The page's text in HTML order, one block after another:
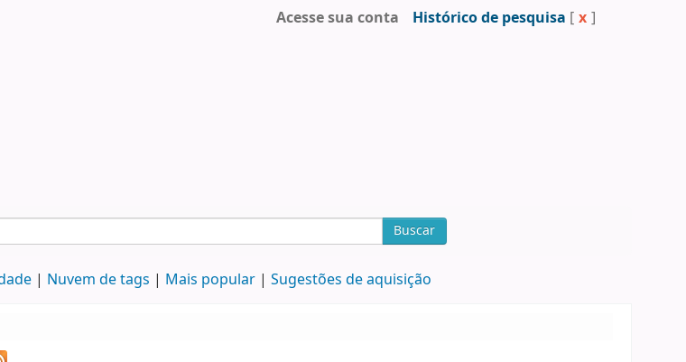
Acesse sua conta Histórico de pesquisa [ x ]
Buscar
Nuvem de tags Mais popular Sugestões de aquisição